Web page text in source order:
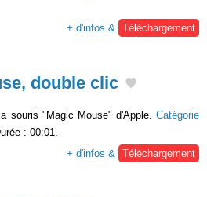
+ d'infos & Téléchargement
double clic
souris "Magic Mouse" d'Apple. Catégorie
: 00:01.
+ d'infos &
Téléchargement